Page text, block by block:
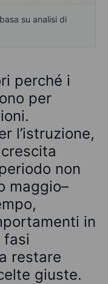
su analisi di
perché i
per
l’istruzione,
non
maggio–
in
fasi
restare
giuste.